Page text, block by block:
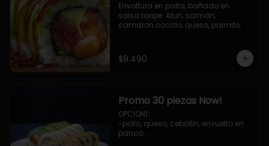
Envoltura en palta, bañado en
salsa taripe. Atun, salmon,
camaron cocido, queso, palmito.
$9.490
Promo 30 piezas Now!
OPCION1:
-pollo, queso, cebollin, envuelto en
panco.